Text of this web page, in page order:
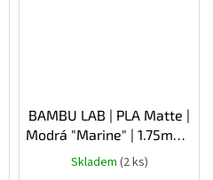
BAMBU LAB | PLA Matte |
Modrá "Marine" | 1.75mm |
1kg | Refill
Skladem (2 ks)